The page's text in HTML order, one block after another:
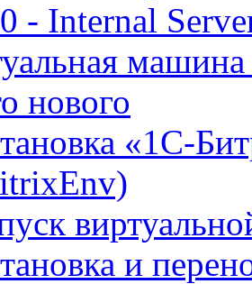
- Internal
нового
«1С-
и